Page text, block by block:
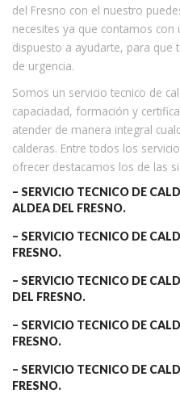
del Fresno con el nuestro
necesites ya que contamos
dispuesto a ayudarte, para que
de urgencia.
Somos un servicio tecnico de
capaciadad, formación y
atender de manera integral
calderas. Entre todos los
ofrecer destacamos los de las
– SERVICIO TECNICO DE
ALDEA DEL FRESNO.
– SERVICIO TECNICO DE
FRESNO.
– SERVICIO TECNICO DE
DEL FRESNO.
– SERVICIO TECNICO DE
FRESNO.
– SERVICIO TECNICO DE
FRESNO.